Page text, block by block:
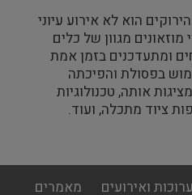
הוא לא אירוע עיוני
מגוון של כלים
ומתעדכנים בזמן אמת
בפסולת והפיכתה
אותה, טכנולוגיות
ציוד מתכלה, ועוד.
ואירועים מאמרים